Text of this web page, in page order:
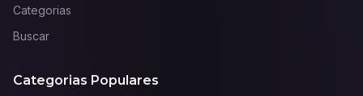
Categorias
Buscar
Categorias Populares